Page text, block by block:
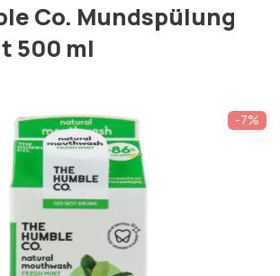
Co. Mundspülung
500 ml
-7%